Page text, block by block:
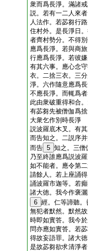
衆而爲長淨。滿諸
説。若有一二人來
人法作。若苾芻行
住村外。是長淨日
者齊村勢分。不得
應爲長淨。若與商
行應爲長淨。若彼
有其六事。應心念
衣。二捨三衣。三
淨。六作隨意應爲
不應長淨。而輒爲
此由衆破重得和合
有苾芻先被僧伽爲
大衆乞作別時長淨
説波羅底木叉。有
而告知之。二説序
而告 5 知之。三僧
乃至終誰應爲説波
如不能者。應令第
請餘人。若上座誦
誦波羅市迦等。若
諸大徳。我今作褒
6 經。仁等諦聽
無犯者默然。默然
時即如實答。我今
問亦應如實答。若
得故妄語罪。諸大
是故苾芻欲求清淨